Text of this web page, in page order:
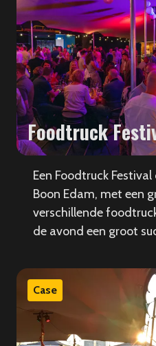
Foodtruck
Een Foodtruck
Boon Edam, met een
verschillende
de avond een groot
Case